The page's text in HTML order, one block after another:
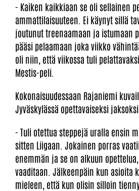
- Kaiken kaikkiaan se oli sellainen
ammattilaisuuteen. Ei käynyt sillä
joutunut treenaamaan ja istumaan
pääsi pelaamaan joka viikko
oli niin, että viikossa tuli
Mestis-peli.
Kokonaisuudessaan Rajaniemi
Jyväskylässä opettavaiseksi
- Tuli otettua steppejä uralla ensin
sitten Liigaan. Jokainen porras
enemmän ja se on alkuun
vaaditaan. Jälkeenpäin kun asioita
mieleen, että kun olisin silloin